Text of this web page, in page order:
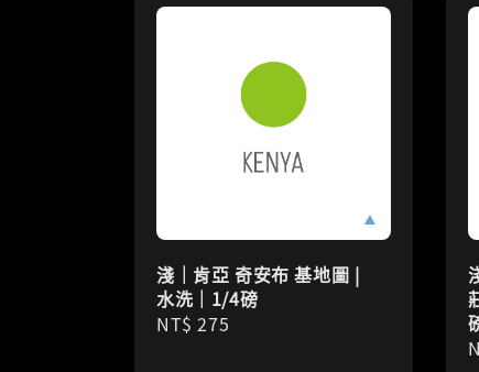
淺｜肯亞 奇安布 基地圖 |
水洗｜1/4磅
Regular
NT$ 275